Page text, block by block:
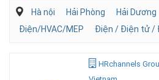
Hà nội Hải Phòng Hải Dương
Điện/HVAC/MEP
Điện / Điện tử /
HRchannels